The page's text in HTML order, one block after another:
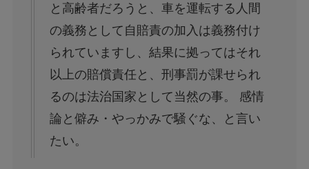
と高齢者だろうと、車を運転する人間
の義務として自賠責の加入は義務付け
られていますし、結果に拠ってはそれ
以上の賠償責任と、刑事罰が課せられ
るのは法治国家として当然の事。 感情
論と僻み・やっかみで騒ぐな、と言い
たい。